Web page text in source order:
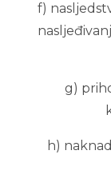
f)
g)
h)